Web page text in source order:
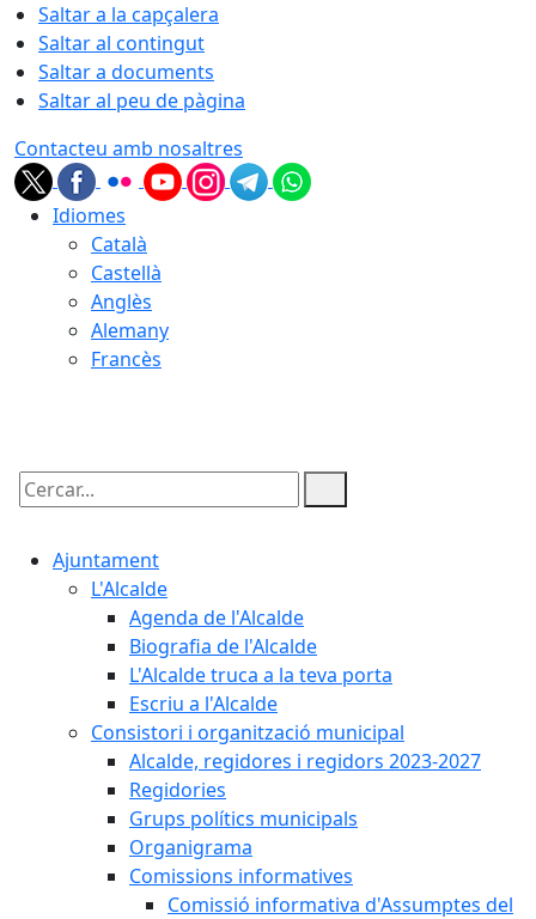
Saltar a la capçalera
Saltar al contingut
Saltar a documents
Saltar al peu de pàgina
Contacteu amb nosaltres
Idiomes
Català
Castellà
Anglès
Alemany
Francès
Cercar:
Ajuntament
L'Alcalde
Agenda de l'Alcalde
Biografia de l'Alcalde
L'Alcalde truca a la teva porta
Escriu a l'Alcalde
Consistori i organització municipal
Alcalde, regidores i regidors 2023-2027
Regidories
Grups polítics municipals
Organigrama
Comissions informatives
Comissió informativa d'Assumptes del